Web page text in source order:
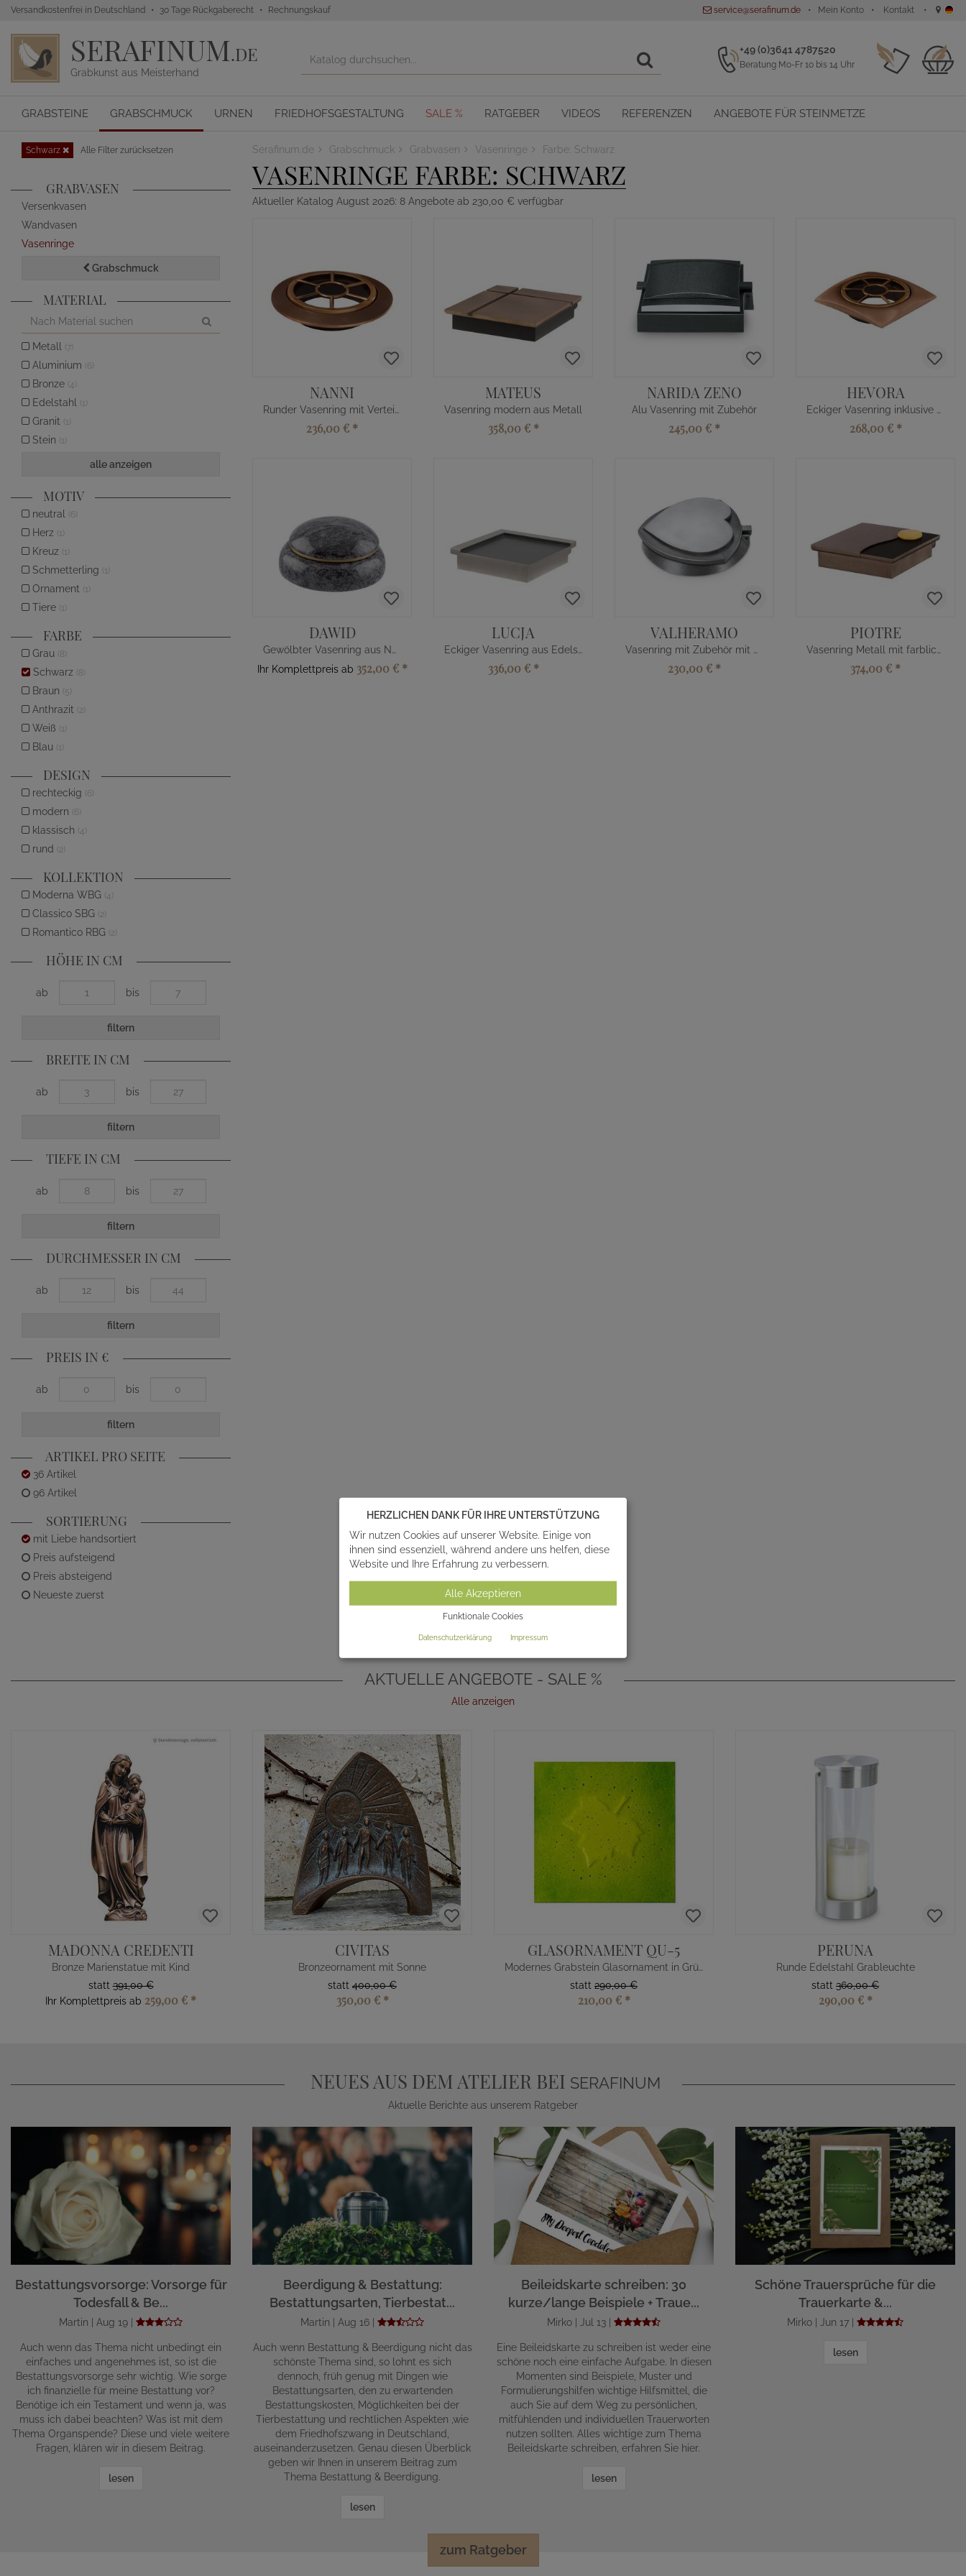
Versandkostenfrei in Deutschland 30 Tage Rückgaberecht Rechnungskauf service@serafinum.de Mein Konto Kontakt
SERAFINUM.DE
Grabkunst aus Meisterhand
+49 (0)3641 4787520
Beratung Mo-Fr 10 bis 14 Uhr
GRABSTEINE GRABSCHMUCK URNEN FRIEDHOFSGESTALTUNG SALE % RATGEBER VIDEOS REFERENZEN ANGEBOTE FÜR STEINMETZE
Serafinum.de Grabschmuck Grabvasen Vasenringe Farbe: Schwarz
VASENRINGE FARBE: SCHWARZ
Aktueller Katalog August 2026: 8 Angebote ab 230,00 € verfügbar
NANNI
Runder Vasenring mit Verteiler
236,00 € *
MATEUS
Vasenring modern aus Metall
358,00 € *
NARIDA ZENO
Alu Vasenring mit Zubehör
245,00 € *
HEVORA
Eckiger Vasenring inklusive Verteiler
268,00 € *
DAWID
Gewölbter Vasenring aus Naturstein
Ihr Komplettpreis ab 352,00 € *
LUCJA
Eckiger Vasenring aus Edelstahl
336,00 € *
VALHERAMO
Vasenring mit Zubehör mit Herz
230,00 € *
PIOTRE
Vasenring Metall mit farblichem Element
374,00 € *
Schwarz Alle Filter zurücksetzen
GRABVASEN
Versenkvasen
Wandvasen
Vasenringe
Grabschmuck
MATERIAL
Metall (7)
Aluminium (6)
Bronze (4)
Edelstahl (1)
Granit (1)
Stein (1)
alle anzeigen
MOTIV
neutral (6)
Herz (1)
Kreuz (1)
Schmetterling (1)
Ornament (1)
Tiere (1)
FARBE
Grau (8)
Schwarz (8)
Braun (5)
Anthrazit (2)
Weiß (1)
Blau (1)
DESIGN
rechteckig (6)
modern (6)
klassisch (4)
rund (2)
KOLLEKTION
Moderna WBG (4)
Classico SBG (2)
Romantico RBG (2)
HÖHE IN CM
ab bis
filtern
BREITE IN CM
ab bis
filtern
TIEFE IN CM
ab bis
filtern
DURCHMESSER IN CM
ab bis
filtern
PREIS IN €
ab bis
filtern
ARTIKEL PRO SEITE
36 Artikel
96 Artikel
SORTIERUNG
mit Liebe handsortiert
Preis aufsteigend
Preis absteigend
Neueste zuerst
AKTUELLE ANGEBOTE - SALE %
Alle anzeigen
MADONNA CREDENTI
Bronze Marienstatue mit Kind
statt391,00 €
Ihr Komplettpreis ab 259,00 € *
CIVITAS
Bronzeornament mit Sonne
statt 400,00 €
350,00 € *
GLASORNAMENT QU-5
Modernes Grabstein Glasornament in Grün mit Blatt
statt 290,00 €
210,00 € *
PERUNA
Runde Edelstahl Grableuchte
statt 360,00 €
290,00 € *
NEUES AUS DEM ATELIER BEI SERAFINUM
Aktuelle Berichte aus unserem Ratgeber
Bestattungsvorsorge: Vorsorge für
Todesfall & Be...
Martin | Aug 19 |
Auch wenn das Thema nicht unbedingt ein
einfaches und angenehmes ist, so ist die
Bestattungsvorsorge sehr wichtig. Wie sorge
ich finanzielle für meine Bestattung vor?
Benötige ich ein Testament und wenn ja, was
muss ich dabei beachten? Was ist mit dem
Thema Organspende? Diese und viele weitere
Fragen, klären wir in diesem Beitrag.
lesen
Beerdigung & Bestattung:
Bestattungsarten, Tierbestat...
Martin | Aug 16 |
Auch wenn Bestattung & Beerdigung nicht das
schönste Thema sind, so lohnt es sich
dennoch, früh genug mit Dingen wie
Bestattungsarten, den zu erwartenden
Bestattungskosten, Möglichkeiten bei der
Tierbestattung und rechtlichen Aspekten ,wie
dem Friedhofszwang in Deutschland,
auseinanderzusetzen. Genau diesen Überblick
geben wir Ihnen in unserem Beitrag zum
Thema Bestattung & Beerdigung.
lesen
Beileidskarte schreiben: 30
kurze/lange Beispiele + Traue...
Mirko | Jul 13 |
Eine Beileidskarte zu schreiben ist weder eine
schöne noch eine einfache Aufgabe. In diesen
Momenten sind Beispiele, Muster und
Formulierungshilfen wichtige Hilfsmittel, die
auch Sie auf dem Weg zu persönlichen,
mitfühlenden und individuellen Trauerworten
nutzen sollten. Alles wichtige zum Thema
Beileidskarte schreiben, erfahren Sie hier.
lesen
Schöne Trauersprüche für die
Trauerkarte &...
Mirko | Jun 17 |
lesen
zum Ratgeber
HERZLICHEN DANK FÜR IHRE UNTERSTÜTZUNG
Wir nutzen Cookies auf unserer Website. Einige von
ihnen sind essenziell, während andere uns helfen, diese
Website und Ihre Erfahrung zu verbessern.
Alle Akzeptieren
Funktionale Cookies
Datenschutzerklärung Impressum